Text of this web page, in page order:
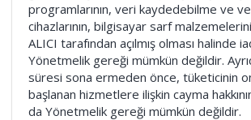
programlarının, veri kaydedebilme ve
cihazlarının, bilgisayar sarf
ALICI tarafından açılmış olması halinde
Yönetmelik gereği mümkün değildir.
süresi sona ermeden önce, tüketicinin
başlanan hizmetlere ilişkin cayma
da Yönetmelik gereği mümkün değildir.